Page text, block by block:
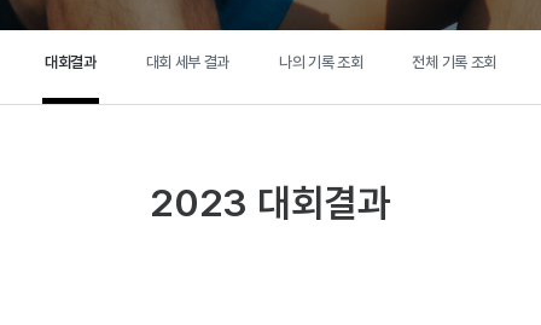
대회결과 대회 세부 결과 나의 기록 조회 전체 기록 조회
2023 대회결과